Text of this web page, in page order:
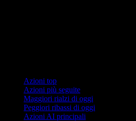
Azioni top
Azioni più seguite
Maggiori rialzi di oggi
Peggiori ribassi di oggi
Azioni AI principali